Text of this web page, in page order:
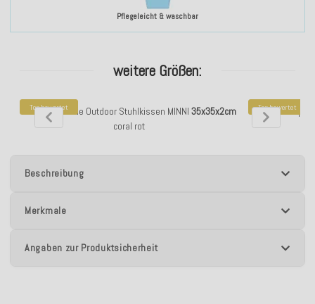
Pflegeleicht & waschbar
weitere Größen:
Top bewertet
H.O.C.K. Sparkle Outdoor Stuhlkissen MINNI 35x35x2cm
coral rot
Top bewertet
H.O.C.K.
Beschreibung
Merkmale
Angaben zur Produktsicherheit